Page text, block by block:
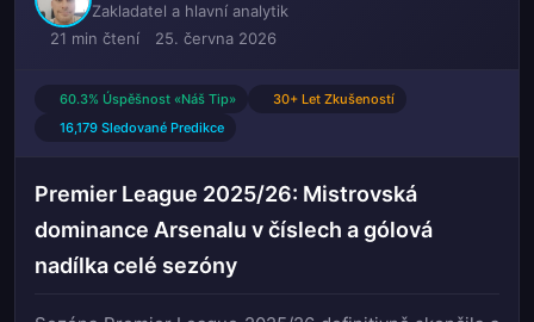
Zakladatel a hlavní analytik
21 min čtení
25. června 2026
60.3% Úspěšnost «Náš Tip»
30+ Let Zkušeností
16,179 Sledované Predikce
Premier League 2025/26: Mistrovská
dominance Arsenalu v číslech a gólová
nadílka celé sezóny